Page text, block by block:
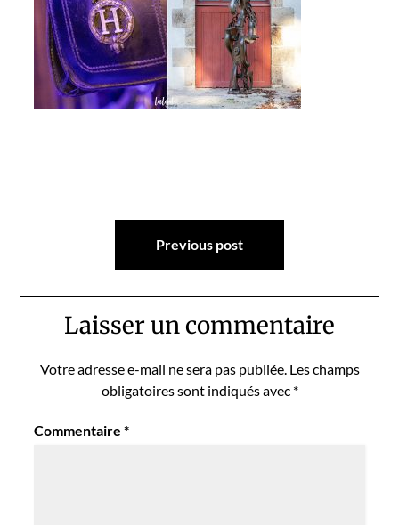
Navigation
Previous post
Laisser un commentaire
Votre adresse e-mail ne sera pas publiée. Les champs
obligatoires sont indiqués avec *
Commentaire*